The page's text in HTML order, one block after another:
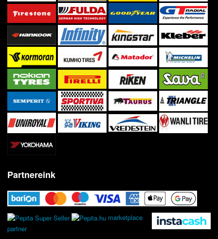
Partnereink
marketplace
partner